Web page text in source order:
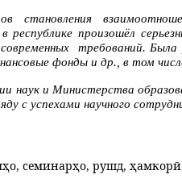
становления
произошёл
требований.
фонды и др., в том
наук и Министерства
с успехами научного
семинарҳо, рушд, ҳамкорӣ